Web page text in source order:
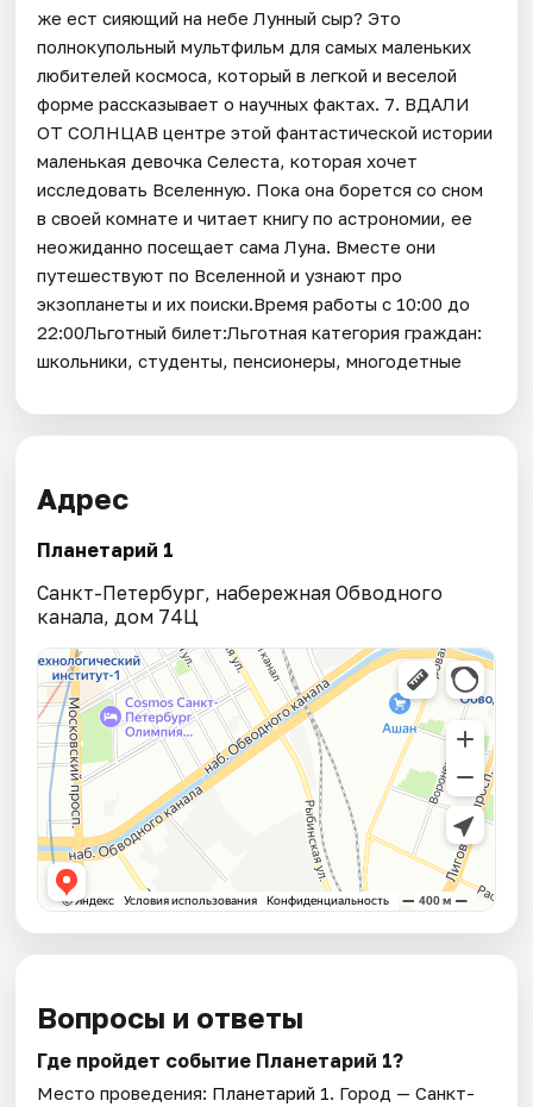
же ест сияющий на небе Лунный сыр? Это
полнокупольный мультфильм для самых маленьких
любителей космоса, который в легкой и веселой
форме рассказывает о научных фактах. 7. ВДАЛИ
ОТ СОЛНЦАВ центре этой фантастической истории
маленькая девочка Селеста, которая хочет
исследовать Вселенную. Пока она борется со сном
в своей комнате и читает книгу по астрономии, ее
неожиданно посещает сама Луна. Вместе они
путешествуют по Вселенной и узнают про
экзопланеты и их поиски.Время работы с 10:00 до
22:00Льготный билет:Льготная категория граждан:
школьники, студенты, пенсионеры, многодетные
Адрес
Планетарий 1
Санкт-Петербург, набережная Обводного
канала, дом 74Ц
Вопросы и ответы
Где пройдет событие Планетарий 1?
Место проведения: Планетарий 1. Город — Санкт-